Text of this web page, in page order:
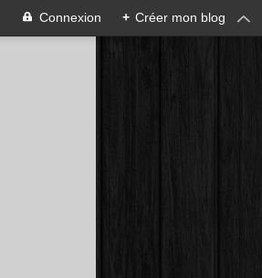
Connexion + Créer mon blog